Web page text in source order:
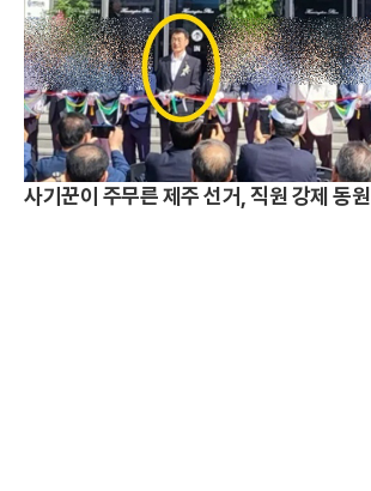
사기꾼이 주무른 제주 선거, 직원 강제 동원